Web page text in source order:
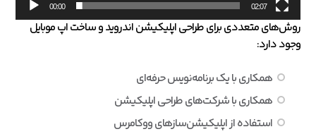
00:00 02:07
روش‌های متعددی برای طراحی اپلیکیشن اندروید و ساخت اپ موبایل
وجود دارد:
همکاری با یک برنامه‌نویس حرفه‌ای
همکاری با شرکت‌های طراحی اپلیکیشن
استفاده از اپلیکیشن‌سازهای ووکامرس